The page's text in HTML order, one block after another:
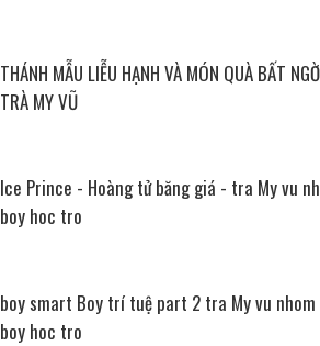
THÁNH MẪU LIỄU HẠNH VÀ MÓN QUÀ BẤT
TRÀ MY VŨ
Ice Prince - Hoàng tử băng giá - tra My vu
boy hoc tro
boy smart Boy trí tuệ part 2 tra My vu nhom
boy hoc tro